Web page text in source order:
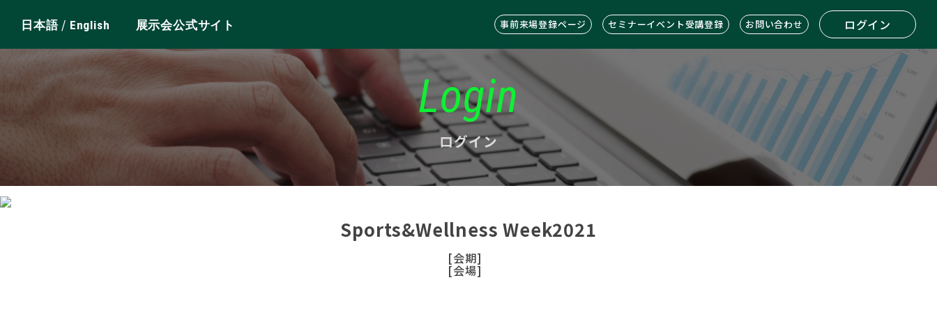
日本語/ English 展示会公式サイト 事前来場登録ページ セミナーイベント受講登録 お問い合わせ ログイン
Login
ログイン
Sports&Wellness Week2021
[会期]
[会場]